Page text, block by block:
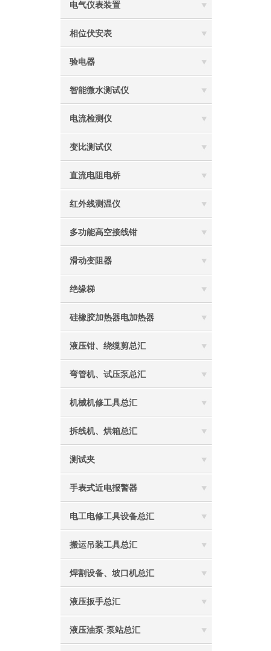
电气仪表装置
相位伏安表
验电器
智能微水测试仪
电流检测仪
变比测试仪
直流电阻电桥
红外线测温仪
多功能高空接线钳
滑动变阻器
绝缘梯
硅橡胶加热器电加热器
液压钳、绕缆剪总汇
弯管机、试压泵总汇
机械机修工具总汇
拆线机、烘箱总汇
测试夹
手表式近电报警器
电工电修工具设备总汇
搬运吊装工具总汇
焊割设备、坡口机总汇
液压扳手总汇
液压油泵·泵站总汇